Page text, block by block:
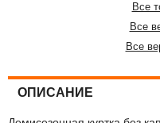
Все
Все
Все
ОПИСАНИЕ